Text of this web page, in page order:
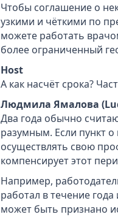
Чтобы соглашение о
узкими и чёткими по
можете работать
более ограниченный
Host
А как насчёт срока?
Людмила Ямалова
Два года обычно
разумным. Если пункт
осуществлять свою
компенсирует этот
Например,
работал в течение
может быть признано